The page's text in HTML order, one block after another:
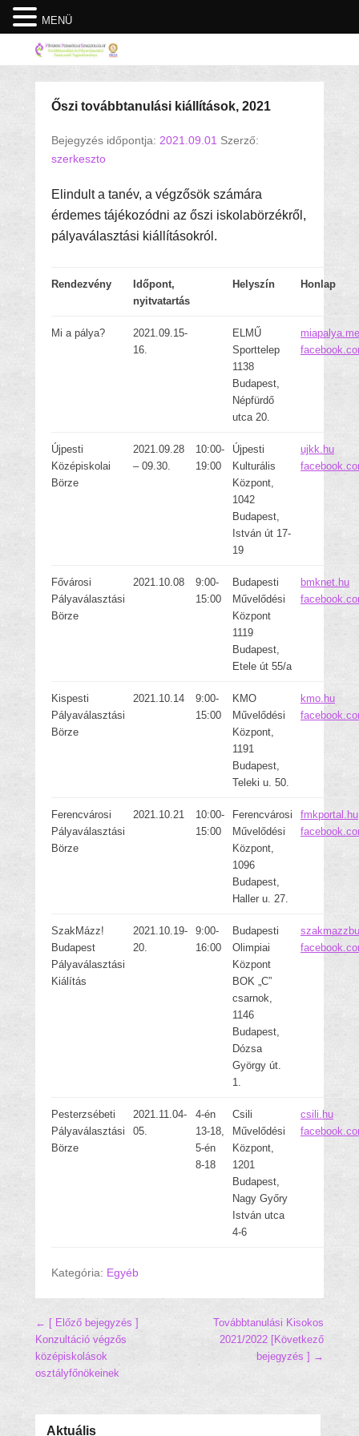
Őszi továbbtanulási kiállítások, 2021
Bejegyzés időpontja: 2021.09.01 Szerző:
szerkeszto
Elindult a tanév, a végzősök számára
érdemes tájékozódni az őszi iskolabörzékről,
pályaválasztási kiállításokról.
Rendezvény
Időpont,
nyitvatartás
Helyszín Honlap
Mi a pálya?
2021.09.15-
16.
ELMŰ
Sporttelep
1138
Budapest,
Népfürdő
utca 20.
Újpesti
Középiskolai
Börze
2021.09.28
– 09.30.
10:00-
19:00
Újpesti
Kulturális
Központ,
1042
Budapest,
István út 17-
19
ujkk.hu
Fővárosi
Pályaválasztási
Börze
2021.10.08
9:00-
15:00
Budapesti
Művelődési
Központ
1119
Budapest,
Etele út 55/a
bmknet.hu
Kispesti
Pályaválasztási
Börze
2021.10.14
9:00-
15:00
KMO
Művelődési
Központ,
1191
Budapest,
Teleki u. 50.
kmo.hu
Ferencvárosi
Pályaválasztási
Börze
2021.10.21
10:00-
15:00
Ferencvárosi
Művelődési
Központ,
1096
Budapest,
Haller u. 27.
fmkportal.hu
SzakMázz!
Budapest
Pályaválasztási
Kiálítás
2021.10.19-
20.
9:00-
16:00
Budapesti
Olimpiai
Központ
BOK „C”
csarnok,
1146
Budapest,
Dózsa
György út.
1.
Pesterzsébeti
Pályaválasztási
Börze
2021.11.04-
05.
4-én
13-18,
5-én
8-18
Csili
Művelődési
Központ,
1201
Budapest,
Nagy Győry
István utca
4-6
csili.hu
Kategória: Egyéb
Hozzászólás navigáció
← [ Előző bejegyzés ]
Konzultáció végzős
középiskolások
osztályfőnökeinek
Továbbtanulási Kisokos
2021/2022 [Következő
bejegyzés ] →
Aktuális
MENÜ